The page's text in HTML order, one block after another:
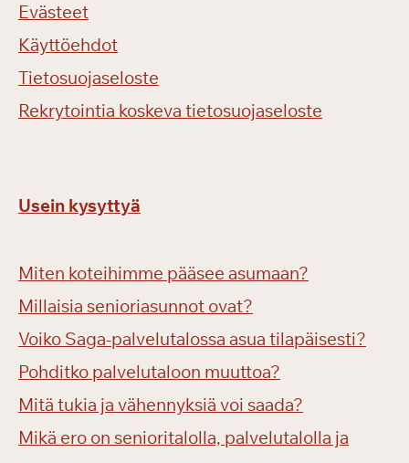
Evästeet
Käyttöehdot
Tietosuojaseloste
Rekrytointia koskeva tietosuojaseloste
Usein kysyttyä
Miten koteihimme pääsee asumaan?
Millaisia senioriasunnot ovat?
Voiko Saga-palvelutalossa asua tilapäisesti?
Pohditko palvelutaloon muuttoa?
Mitä tukia ja vähennyksiä voi saada?
Mikä ero on senioritalolla, palvelutalolla ja